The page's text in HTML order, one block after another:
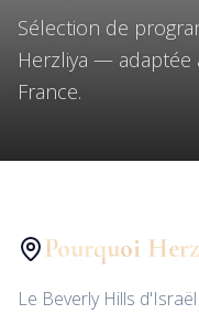
Sélection de
Herzliya — adaptée
France.
Pourquoi
Le Beverly Hills